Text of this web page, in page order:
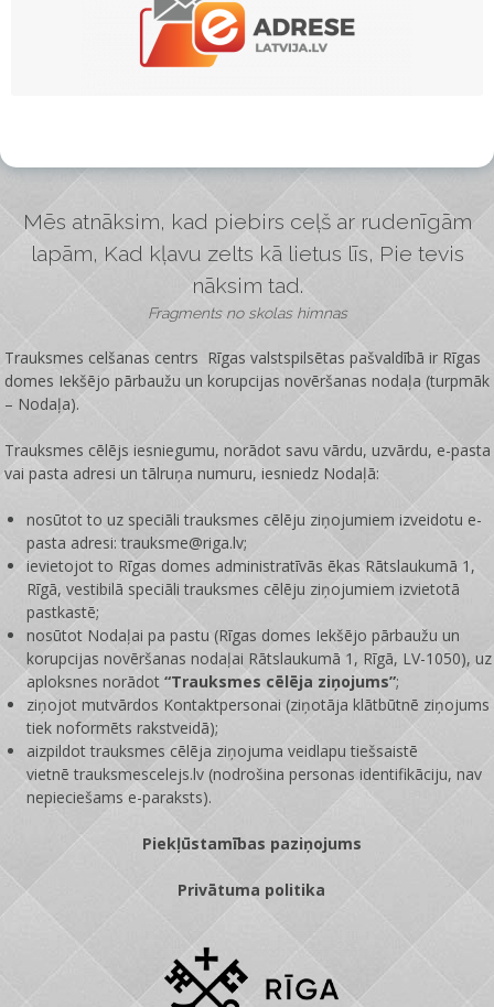
Mēs atnāksim, kad piebirs ceļš ar rudenīgām
lapām, Kad kļavu zelts kā lietus līs, Pie tevis
nāksim tad.
Fragments no skolas himnas
Trauksmes celšanas centrs Rīgas valstspilsētas pašvaldībā ir Rīgas
domes Iekšējo pārbaužu un korupcijas novēršanas nodaļa (turpmāk
– Nodaļa).
Trauksmes cēlējs iesniegumu, norādot savu vārdu, uzvārdu, e-pasta
vai pasta adresi un tālruņa numuru, iesniedz Nodaļā:
nosūtot to uz speciāli trauksmes cēlēju ziņojumiem izveidotu e-
pasta adresi: trauksme@riga.lv;
ievietojot to Rīgas domes administratīvās ēkas Rātslaukumā 1,
Rīgā, vestibilā speciāli trauksmes cēlēju ziņojumiem izvietotā
pastkastē;
nosūtot Nodaļai pa pastu (Rīgas domes Iekšējo pārbaužu un
korupcijas novēršanas nodaļai Rātslaukumā 1, Rīgā, LV-1050), uz
aploksnes norādot“Trauksmes cēlēja ziņojums”;
ziņojot mutvārdos Kontaktpersonai (ziņotāja klātbūtnē ziņojums
tiek noformēts rakstveidā);
aizpildot trauksmes cēlēja ziņojuma veidlapu tiešsaistē
vietnētrauksmescelejs.lv (nodrošina personas identifikāciju, nav
nepieciešams e-paraksts).
Piekļūstamības paziņojums
Privātuma politika